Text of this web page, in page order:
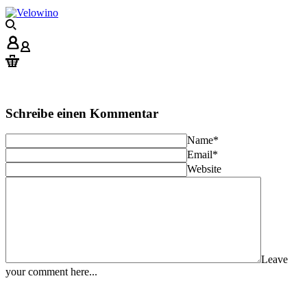
Schreibe einen Kommentar
Name*
Email*
Website
Leave
your comment here...